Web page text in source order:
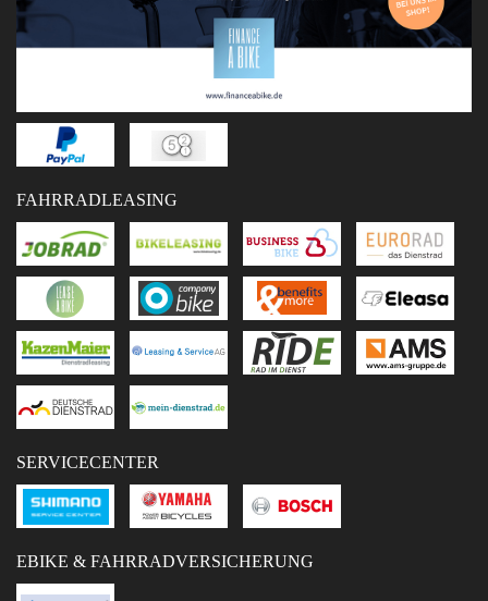
FAHRRADLEASING
SERVICECENTER
EBIKE & FAHRRADVERSICHERUNG